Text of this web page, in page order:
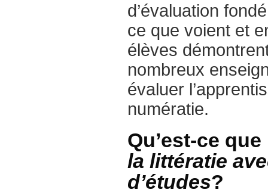
d’évaluation
ce que voient et
élèves
nombreux
évaluer
numératie.
Qu’est-ce
la littératie
d’études?